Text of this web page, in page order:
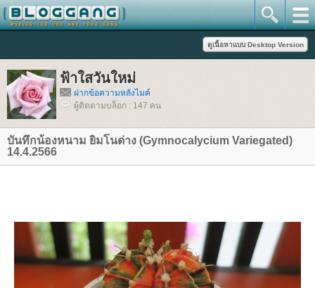
ฟ้าใสวันใหม่
ฝากข้อความหลังไมค์
ผู้ติดตามบล็อก : 147 คน
บันทึกน้องหนาม ยิมโนด่าง (Gymnocalycium Variegated)
14.4.2566